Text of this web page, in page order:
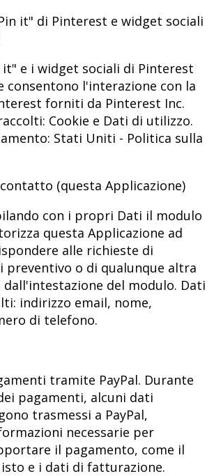
it" di Pinterest e widget sociali
it" e i widget sociali di Pinterest
consentono l'interazione con la
forniti da Pinterest Inc.
Cookie e Dati di utilizzo.
Stati Uniti - Politica sulla
(questa Applicazione)
con i propri Dati il modulo
questa Applicazione ad
alle richieste di
preventivo o di qualunque altra
del modulo. Dati
indirizzo email, nome,
di telefono.
tramite PayPal. Durante
pagamenti, alcuni dati
trasmessi a PayPal,
necessarie per
il pagamento, come il
e i dati di fatturazione.